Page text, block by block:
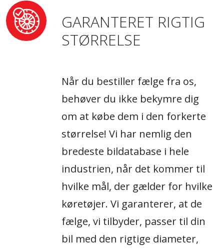
GARANTERET RIGTIG
STØRRELSE
Når du bestiller fælge fra os,
behøver du ikke bekymre dig
om at købe dem i den forkerte
størrelse! Vi har nemlig den
bredeste bildatabase i hele
industrien, når det kommer til
hvilke mål, der gælder for hvilke
køretøjer. Vi garanterer, at de
fælge, vi tilbyder, passer til din
bil med den rigtige diameter,